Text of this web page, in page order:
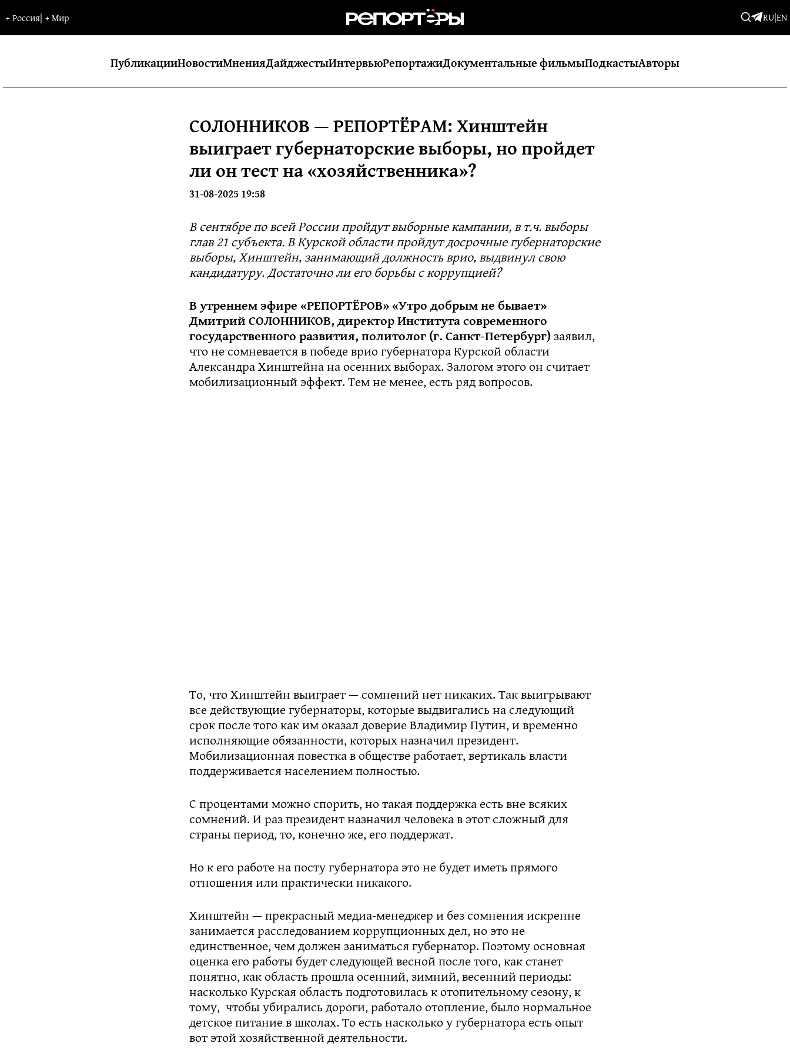
+Россия| +Мир RU|EN
ПубликацииНовостиМненияДайджестыИнтервьюРепортажиДокументальные фильмыПодкастыАвторы
СОЛОННИКОВ — РЕПОРТЁРАМ: Хинштейн
выиграет губернаторские выборы, но пройдет
ли он тест на «хозяйственника»?
31-08-2025 19:58
В сентябре по всей России пройдут выборные кампании, в т.ч. выборы
глав 21 субъекта. В Курской области пройдут досрочные губернаторские
выборы, Хинштейн, занимающий должность врио, выдвинул свою
кандидатуру. Достаточно ли его борьбы с коррупцией?
В утреннем эфире «РЕПОРТЁРОВ» «Утро добрым не бывает»
Дмитрий СОЛОННИКОВ, директор Института современного
государственного развития, политолог (г. Санкт-Петербург)заявил,
что не сомневается в победе врио губернатора Курской области
Александра Хинштейна на осенних выборах. Залогом этого он считает
мобилизационный эффект. Тем не менее, есть ряд вопросов.
То, что Хинштейн выиграет — сомнений нет никаких. Так выигрывают
все действующие губернаторы, которые выдвигались на следующий
срок после того как им оказал доверие Владимир Путин, и временно
исполняющие обязанности, которых назначил президент.
Мобилизационная повестка в обществе работает, вертикаль власти
поддерживается населением полностью.
С процентами можно спорить, но такая поддержка есть вне всяких
сомнений. И раз президент назначил человека в этот сложный для
страны период, то, конечно же, его поддержат.
Но к его работе на посту губернатора это не будет иметь прямого
отношения или практически никакого.
Хинштейн — прекрасный медиа-менеджер и без сомнения искренне
занимается расследованием коррупционных дел, но это не
единственное, чем должен заниматься губернатор. Поэтому основная
оценка его работы будет следующей весной после того, как станет
понятно, как область прошла осенний, зимний, весенний периоды:
насколько Курская область подготовилась к отопительному сезону, к
тому, чтобы убирались дороги, работало отопление, было нормальное
детское питание в школах. То есть насколько у губернатора есть опыт
вот этой хозяйственной деятельности.